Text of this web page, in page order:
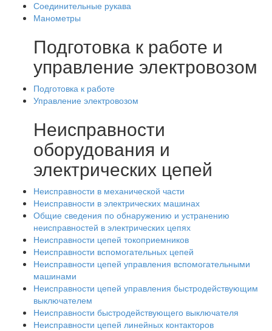
Соединительные рукава
Манометры
Подготовка к работе и
управление электровозом
Подготовка к работе
Управление электровозом
Неисправности
оборудования и
электрических цепей
Неисправности в механической части
Неисправности в электрических машинах
Общие сведения по обнаружению и устранению
неисправностей в электрических цепях
Неисправности цепей токоприемников
Неисправности вспомогательных цепей
Неисправности цепей управления вспомогательными
машинами
Неисправности цепей управления быстродействующим
выключателем
Неисправности быстродействующего выключателя
Неисправности цепей линейных контакторов